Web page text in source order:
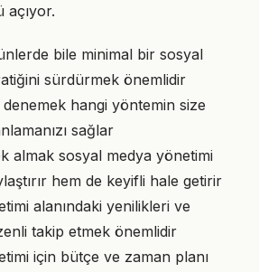
bile minimal bir sosyal
sürdürmek önemlidir
denemek hangi yöntemin size
sağlar
almak sosyal medya yönetimi
hem de keyifli hale getirir
alanındaki yenilikleri ve
takip etmek önemlidir
için bütçe ve zaman planı